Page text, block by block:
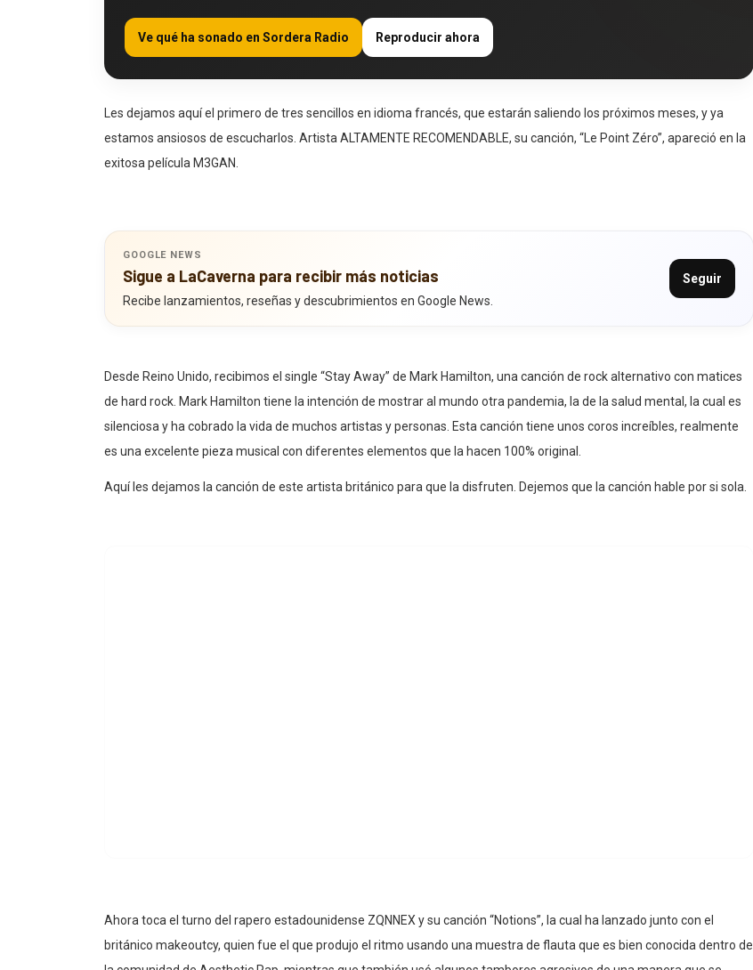
Ve qué ha sonado en Sordera Radio Reproducir ahora
Les dejamos aquí el primero de tres sencillos en idioma francés, que estarán saliendo los próximos meses, y ya
estamos ansiosos de escucharlos. Artista ALTAMENTE RECOMENDABLE, su canción, “Le Point Zéro”, apareció en la
exitosa película M3GAN.
GOOGLE NEWS
Sigue a LaCaverna para recibir más noticias
Recibe lanzamientos, reseñas y descubrimientos en Google News.
Seguir
Desde Reino Unido, recibimos el single “Stay Away” de Mark Hamilton, una canción de rock alternativo con matices
de hard rock. Mark Hamilton tiene la intención de mostrar al mundo otra pandemia, la de la salud mental, la cual es
silenciosa y ha cobrado la vida de muchos artistas y personas. Esta canción tiene unos coros increíbles, realmente
es una excelente pieza musical con diferentes elementos que la hacen 100% original.
Aquí les dejamos la canción de este artista británico para que la disfruten. Dejemos que la canción hable por si sola.
Ahora toca el turno del rapero estadounidense ZQNNEX y su canción “Notions”, la cual ha lanzado junto con el
británico makeoutcy, quien fue el que produjo el ritmo usando una muestra de flauta que es bien conocida dentro de